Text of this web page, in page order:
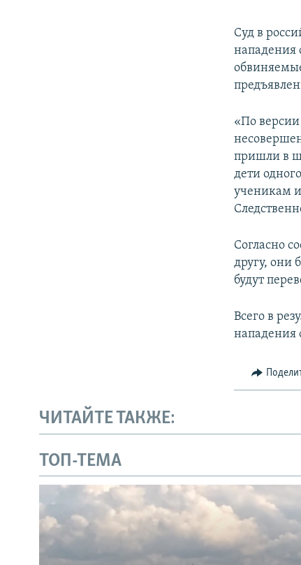
Суд в
нападения
«По версии
пришли в
дети
ученикам
Согласно
другу, они
будут
Всего в
нападения
ЧИТАЙТЕ ТАКЖЕ:
ТОП-ТЕМА